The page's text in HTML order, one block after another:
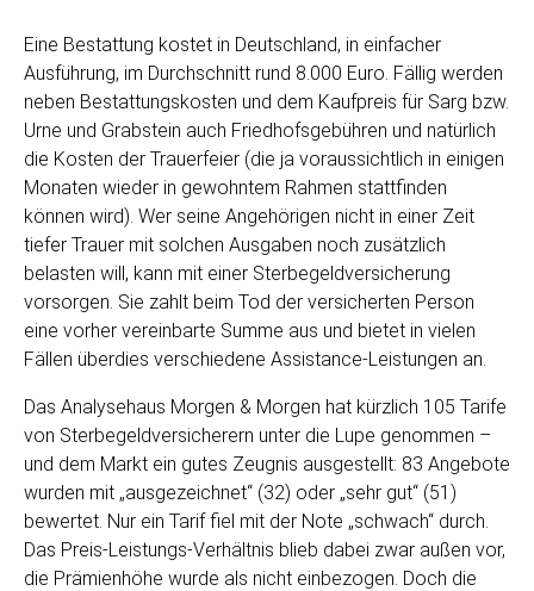
Eine Bestattung kostet in Deutschland, in einfacher
Ausführung, im Durchschnitt rund 8.000 Euro. Fällig werden
neben Bestattungskosten und dem Kaufpreis für Sarg bzw.
Urne und Grabstein auch Friedhofsgebühren und natürlich
die Kosten der Trauerfeier (die ja voraussichtlich in einigen
Monaten wieder in gewohntem Rahmen stattfinden
können wird). Wer seine Angehörigen nicht in einer Zeit
tiefer Trauer mit solchen Ausgaben noch zusätzlich
belasten will, kann mit einer Sterbegeldversicherung
vorsorgen. Sie zahlt beim Tod der versicherten Person
eine vorher vereinbarte Summe aus und bietet in vielen
Fällen überdies verschiedene Assistance-Leistungen an.
Das Analysehaus Morgen & Morgen hat kürzlich 105 Tarife
von Sterbegeldversicherern unter die Lupe genommen –
und dem Markt ein gutes Zeugnis ausgestellt: 83 Angebote
wurden mit „ausgezeichnet“ (32) oder „sehr gut“ (51)
bewertet. Nur ein Tarif fiel mit der Note „schwach“ durch.
Das Preis-Leistungs-Verhältnis blieb dabei zwar außen vor,
die Prämienhöhe wurde als nicht einbezogen. Doch die